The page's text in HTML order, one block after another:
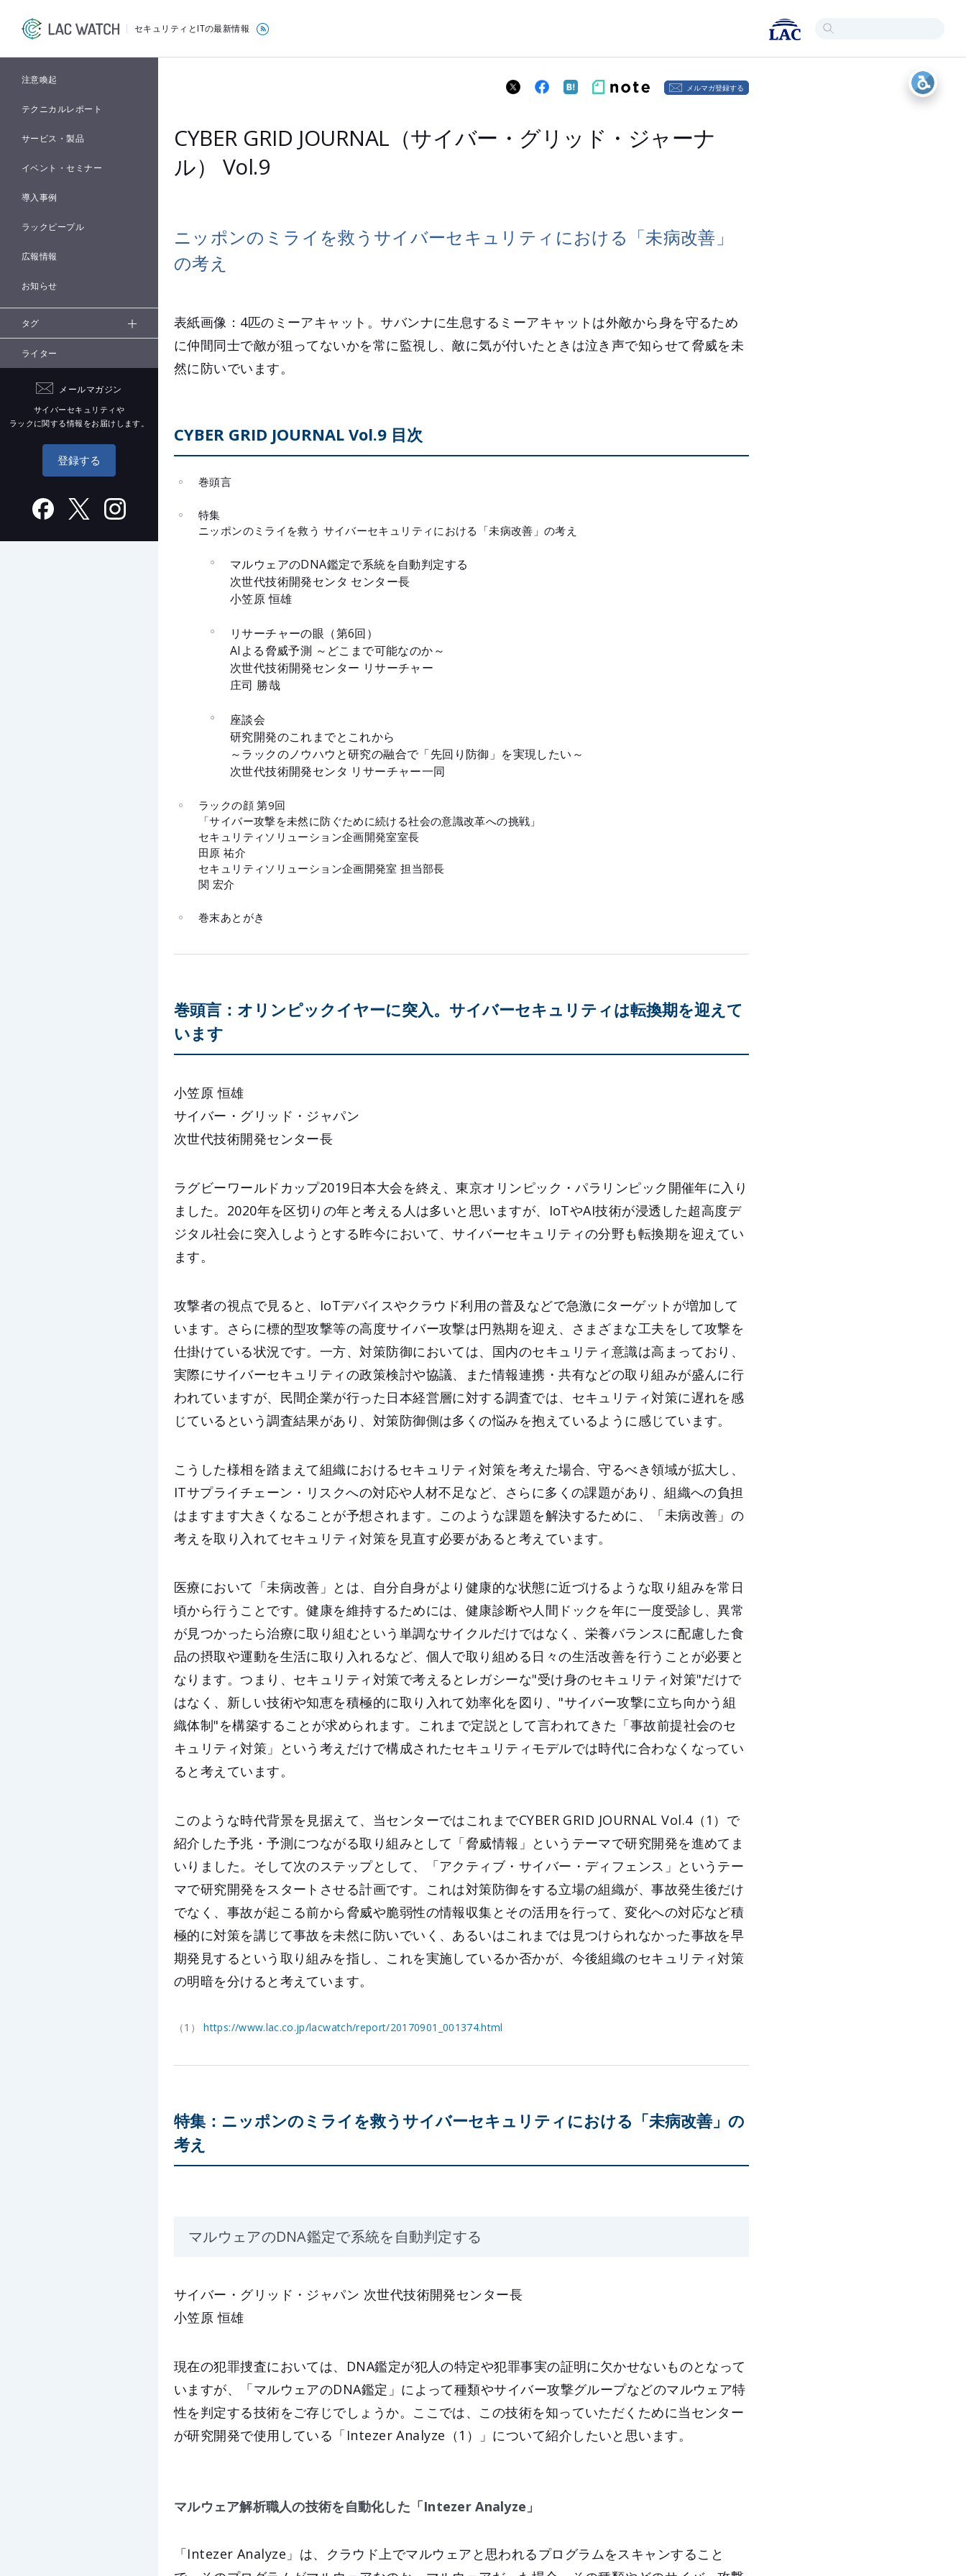
セキュリティとITの最新情報
注意喚起
テクニカルレポート
サービス・製品
イベント・セミナー
導入事例
ラックピープル
広報情報
お知らせ
タグ
ライター
メールマガジン
サイバーセキュリティや
ラックに関する情報をお届けします。
登録する
メルマガ登録する
CYBER GRID JOURNAL（サイバー・グリッド・ジャーナ
ル） Vol.9
ニッポンのミライを救うサイバーセキュリティにおける「未病改善」
の考え
表紙画像：4匹のミーアキャット。サバンナに生息するミーアキャットは外敵から身を守るため
に仲間同士で敵が狙ってないかを常に監視し、敵に気が付いたときは泣き声で知らせて脅威を未
然に防いでいます。
CYBER GRID JOURNAL Vol.9 目次
巻頭言
特集
ニッポンのミライを救う サイバーセキュリティにおける「未病改善」の考え
マルウェアのDNA鑑定で系統を自動判定する
次世代技術開発センタ センター長
小笠原 恒雄
リサーチャーの眼（第6回）
AIよる脅威予測 ～どこまで可能なのか～
次世代技術開発センター リサーチャー
庄司 勝哉
座談会
研究開発のこれまでとこれから
～ラックのノウハウと研究の融合で「先回り防御」を実現したい～
次世代技術開発センタ リサーチャー一同
ラックの顔 第9回
「サイバー攻撃を未然に防ぐために続ける社会の意識改革への挑戦」
セキュリティソリューション企画開発室室長
田原 祐介
セキュリティソリューション企画開発室 担当部長
関 宏介
巻末あとがき
巻頭言：オリンピックイヤーに突入。サイバーセキュリティは転換期を迎えて
います
小笠原 恒雄
サイバー・グリッド・ジャパン
次世代技術開発センター長
ラグビーワールドカップ2019日本大会を終え、東京オリンピック・パラリンピック開催年に入り
ました。2020年を区切りの年と考える人は多いと思いますが、IoTやAI技術が浸透した超高度デ
ジタル社会に突入しようとする昨今において、サイバーセキュリティの分野も転換期を迎えてい
ます。
攻撃者の視点で見ると、IoTデバイスやクラウド利用の普及などで急激にターゲットが増加して
います。さらに標的型攻撃等の高度サイバー攻撃は円熟期を迎え、さまざまな工夫をして攻撃を
仕掛けている状況です。一方、対策防御においては、国内のセキュリティ意識は高まっており、
実際にサイバーセキュリティの政策検討や協議、また情報連携・共有などの取り組みが盛んに行
われていますが、民間企業が行った日本経営層に対する調査では、セキュリティ対策に遅れを感
じているという調査結果があり、対策防御側は多くの悩みを抱えているように感じています。
こうした様相を踏まえて組織におけるセキュリティ対策を考えた場合、守るべき領域が拡大し、
ITサプライチェーン・リスクへの対応や人材不足など、さらに多くの課題があり、組織への負担
はますます大きくなることが予想されます。このような課題を解決するために、「未病改善」の
考えを取り入れてセキュリティ対策を見直す必要があると考えています。
医療において「未病改善」とは、自分自身がより健康的な状態に近づけるような取り組みを常日
頃から行うことです。健康を維持するためには、健康診断や人間ドックを年に一度受診し、異常
が見つかったら治療に取り組むという単調なサイクルだけではなく、栄養バランスに配慮した食
品の摂取や運動を生活に取り入れるなど、個人で取り組める日々の生活改善を行うことが必要と
なります。つまり、セキュリティ対策で考えるとレガシーな"受け身のセキュリティ対策"だけで
はなく、新しい技術や知恵を積極的に取り入れて効率化を図り、"サイバー攻撃に立ち向かう組
織体制"を構築することが求められます。これまで定説として言われてきた「事故前提社会のセ
キュリティ対策」という考えだけで構成されたセキュリティモデルでは時代に合わなくなってい
ると考えています。
このような時代背景を見据えて、当センターではこれまでCYBER GRID JOURNAL Vol.4（1）で
紹介した予兆・予測につながる取り組みとして「脅威情報」というテーマで研究開発を進めてま
いりました。そして次のステップとして、「アクティブ・サイバー・ディフェンス」というテー
マで研究開発をスタートさせる計画です。これは対策防御をする立場の組織が、事故発生後だけ
でなく、事故が起こる前から脅威や脆弱性の情報収集とその活用を行って、変化への対応など積
極的に対策を講じて事故を未然に防いでいく、あるいはこれまでは見つけられなかった事故を早
期発見するという取り組みを指し、これを実施しているか否かが、今後組織のセキュリティ対策
の明暗を分けると考えています。
（1）https://www.lac.co.jp/lacwatch/report/20170901_001374.html
特集：ニッポンのミライを救うサイバーセキュリティにおける「未病改善」の
考え
マルウェアのDNA鑑定で系統を自動判定する
サイバー・グリッド・ジャパン 次世代技術開発センター長
小笠原 恒雄
現在の犯罪捜査においては、DNA鑑定が犯人の特定や犯罪事実の証明に欠かせないものとなって
いますが、「マルウェアのDNA鑑定」によって種類やサイバー攻撃グループなどのマルウェア特
性を判定する技術をご存じでしょうか。ここでは、この技術を知っていただくために当センター
が研究開発で使用している「Intezer Analyze（1）」について紹介したいと思います。
マルウェア解析職人の技術を自動化した「Intezer Analyze」
「Intezer Analyze」は、クラウド上でマルウェアと思われるプログラムをスキャンすること